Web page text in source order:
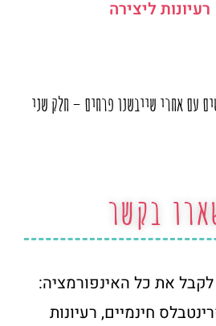
עם אחרי שייבשנו פרחים – חלק שני
בקשר
לקבל את כל האינפורמציה:
חינמיים, רעיונות